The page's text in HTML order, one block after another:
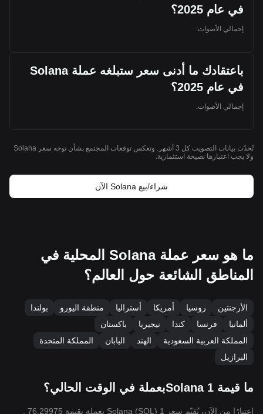
في عام 2025؟
إجمالي الأصوات:
باعتقادك ما أدنى سعر ستبلغه عملة Solana
في عام 2025؟
إجمالي الأصوات:
تُحدّث بيانات التصويت كل 3 أشهر. وتعكس توقعات المجتمع بشأن توجه سعر Solana
ولا يجب اعتبارها نصيحة استثمارية.
شراء/بيع Solana الآن
ما هو سعر عملة Solana المحلية في
المناطق الشائعة حول العالم؟
الأرجنتين روسيا أمريكا أستراليا منطقة اليورو
بولندا
ألمانيا
فرنسا كندا نيجيريا
باكستان
المملكة العربية السعودية
الهند اليابان
المملكة المتحدة
البرازيل
ما قيمة 1 Solanaبعملة في الوقت الحالي؟